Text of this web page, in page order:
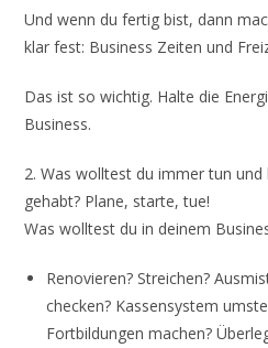
Und wenn du fertig bist, dann
klar fest: Business Zeiten und
Das ist so wichtig. Halte die
Business.
2. Was wolltest du immer tun
gehabt? Plane, starte, tue!
Was wolltest du in deinem
Renovieren? Streichen?
checken? Kassensystem
Fortbildungen machen?